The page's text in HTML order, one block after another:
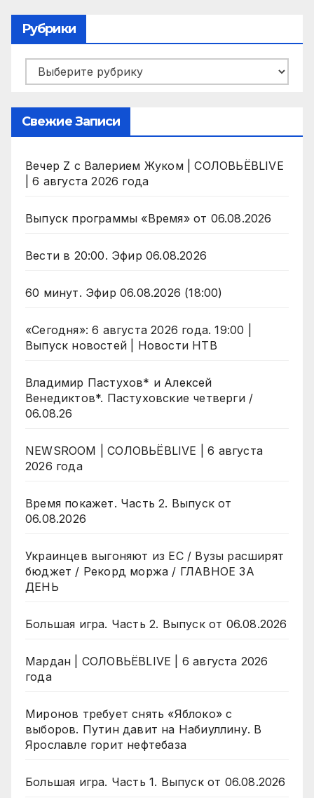
Рубрики
Рубрики
Свежие Записи
Вечер Z с Валерием Жуком | СОЛОВЬЁВLIVE
| 6 августа 2026 года
Выпуск программы «Время» от 06.08.2026
Вести в 20:00. Эфир 06.08.2026
60 минут. Эфир 06.08.2026 (18:00)
«Сегодня»: 6 августа 2026 года. 19:00 |
Выпуск новостей | Новости НТВ
Владимир Пастухов* и Алексей
Венедиктов*. Пастуховские четверги /
06.08.26
NEWSROOM | СОЛОВЬЁВLIVE | 6 августа
2026 года
Время покажет. Часть 2. Выпуск от
06.08.2026
Украинцев выгоняют из ЕС / Вузы расширят
бюджет / Рекорд моржа / ГЛАВНОЕ ЗА
ДЕНЬ
Большая игра. Часть 2. Выпуск от 06.08.2026
Мардан | СОЛОВЬЁВLIVE | 6 августа 2026
года
Миронов требует снять «Яблоко» с
выборов. Путин давит на Набиуллину. В
Ярославле горит нефтебаза
Большая игра. Часть 1. Выпуск от 06.08.2026